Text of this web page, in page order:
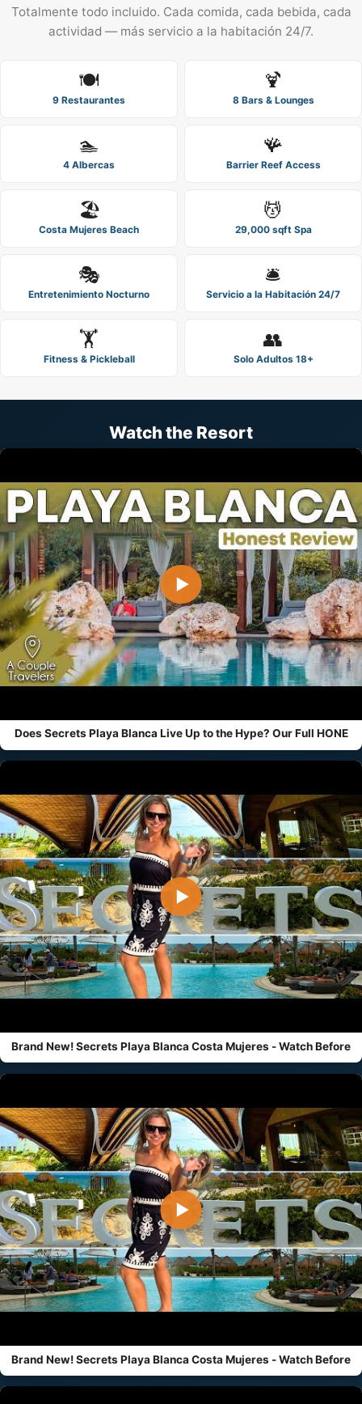
Totalmente todo incluido. Cada comida, cada bebida, cada
actividad — más servicio a la habitación 24/7.
🍽️
9 Restaurantes
🍹
8 Bars & Lounges
🏊
4 Albercas
🪸
Barrier Reef Access
🏖️
Costa Mujeres Beach
💆
29,000 sqft Spa
🎭
Entretenimiento Nocturno
🛎️
Servicio a la Habitación 24/7
🏋️
Fitness & Pickleball
👥
Solo Adultos 18+
Watch the Resort
▶
Does Secrets Playa Blanca Live Up to the Hype? Our Full HONE
▶
Brand New! Secrets Playa Blanca Costa Mujeres - Watch Before
▶
Brand New! Secrets Playa Blanca Costa Mujeres - Watch Before